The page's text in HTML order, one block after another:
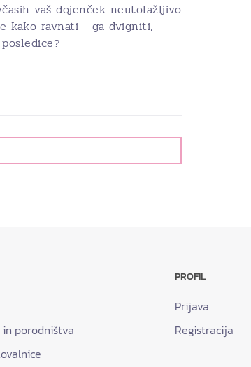
vaš dojenček neutolažljivo
kako ravnati - ga dvigniti,
porodništva
PROFIL
Prijava
Registracija